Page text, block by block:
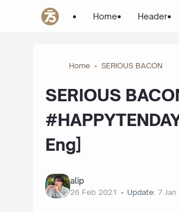
Home Header
Home SERIOUS BACON
SERIOUS
Eng]
alip
26 Feb 2021 Update: 7